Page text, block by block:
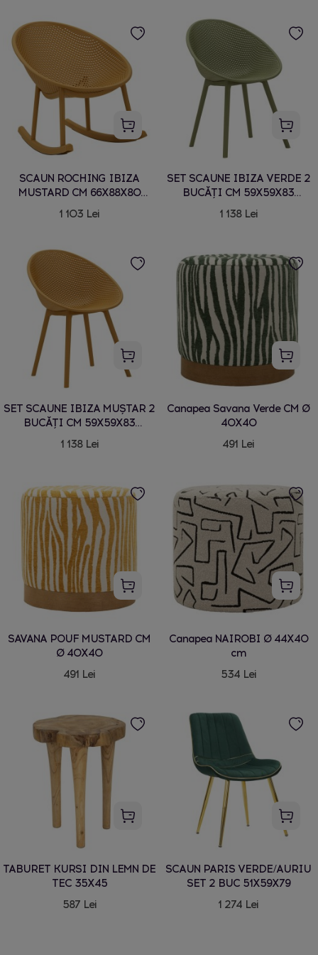
SCAUN ROCHING IBIZA
MUSTARD CM 66X88X80
(INALTIME SAZ CM 38)
1 103 Lei
SET SCAUNE IBIZA VERDE 2
BUCĂȚI CM 59X59X83
(ÎNĂLȚIME ȘEZUT CM 45)
1 138 Lei
SET SCAUNE IBIZA MUȘTAR 2
BUCĂȚI CM 59X59X83
(ÎNĂLȚIME ȘEZUT CM 45)
1 138 Lei
Canapea Savana Verde CM Ø
40X40
491 Lei
SAVANA POUF MUSTARD CM
Ø 40X40
491 Lei
Canapea NAIROBI Ø 44X40
cm
534 Lei
TABURET KURSI DIN LEMN DE
TEC 35X45
587 Lei
SCAUN PARIS VERDE/AURIU
SET 2 BUC 51X59X79
1 274 Lei